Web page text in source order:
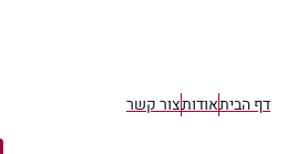
דף הביתאודותצור קשר